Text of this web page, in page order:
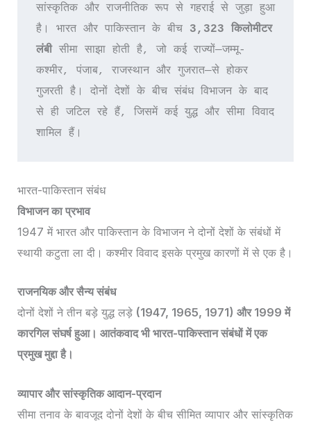
सांस्कृतिक और राजनीतिक रूप से गहराई से जुड़ा हुआ
है। भारत और पाकिस्तान के बीच 3,323 किलोमीटर
लंबी सीमा साझा होती है, जो कई राज्यों—जम्मू-
कश्मीर, पंजाब, राजस्थान और गुजरात—से होकर
गुजरती है। दोनों देशों के बीच संबंध विभाजन के बाद
से ही जटिल रहे हैं, जिसमें कई युद्ध और सीमा विवाद
शामिल हैं।
भारत-पाकिस्तान संबंध
विभाजन का प्रभाव
1947 में भारत और पाकिस्तान के विभाजन ने दोनों देशों के संबंधों में
स्थायी कटुता ला दी। कश्मीर विवाद इसके प्रमुख कारणों में से एक है।
राजनयिक और सैन्य संबंध
दोनों देशों ने तीन बड़े युद्ध लड़े (1947, 1965, 1971) और 1999 में
कारगिल संघर्ष हुआ। आतंकवाद भी भारत-पाकिस्तान संबंधों में एक
प्रमुख मुद्दा है।
व्यापार और सांस्कृतिक आदान-प्रदान
सीमा तनाव के बावजूद दोनों देशों के बीच सीमित व्यापार और सांस्कृतिक